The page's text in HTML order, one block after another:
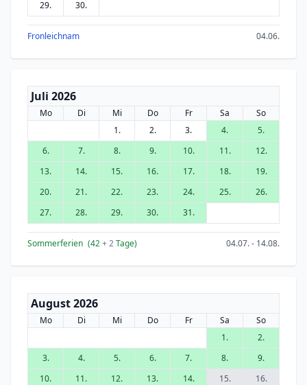
29. 30.
Fronleichnam 04.06.
Juli 2026
Mo Di Mi Do Fr Sa
So
1.
2. 3. 4.
5.
6.
7. 8. 9. 10. 11.
12.
13.
14. 15. 16. 17. 18.
19.
20.
21. 22. 23. 24. 25.
26.
27.
28. 29. 30. 31.
Sommerferien (42+ 2Tage) 04.07. - 14.08.
August 2026
Mo Di Mi Do Fr Sa
So
1.
2.
3.
4. 5. 6. 7. 8.
9.
10.
11. 12. 13. 14. 15.
16.